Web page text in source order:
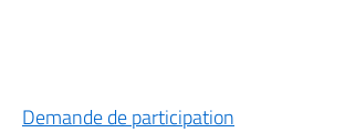
Demande de participation